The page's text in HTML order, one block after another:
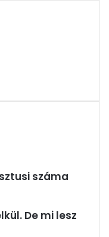
száma
De mi lesz